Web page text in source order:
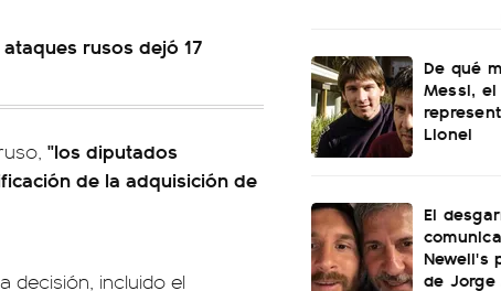
rusos dejó 17
"los diputados
de la adquisición de
decisión, incluido el
De qué
Messi,
Lionel
El
Newell's
de Jorge